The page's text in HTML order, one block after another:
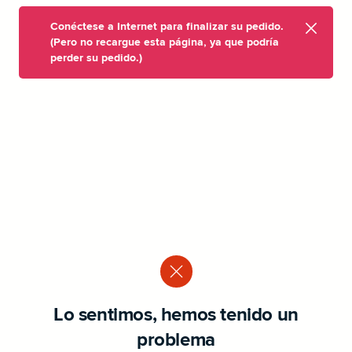
Conéctese a Internet para finalizar su pedido.
(Pero no recargue esta página, ya que podría
perder su pedido.)
Lo sentimos, hemos tenido un
problema